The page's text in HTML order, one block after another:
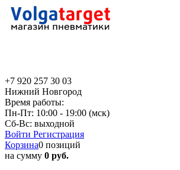
+7 920 257 30 03
Нижний Новгород
Время работы:
Пн-Пт: 10:00 - 19:00 (мск)
Сб-Вс: выходной
Войти Регистрация
Корзина0 позиций
на сумму 0 руб.